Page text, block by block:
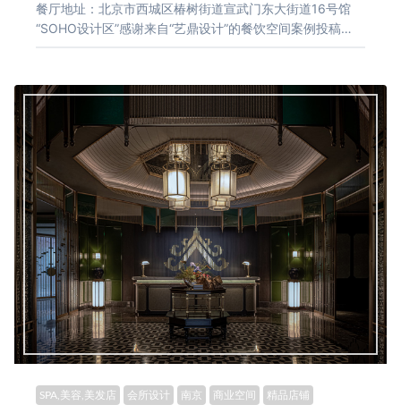
餐厅地址：北京市西城区椿树街道宣武门东大街道16号馆
“SOHO设计区”感谢来自“艺鼎设计”的餐饮空间案例投稿…
SPA,美容,美发店 会所设计 南京 商业空间 精品店铺